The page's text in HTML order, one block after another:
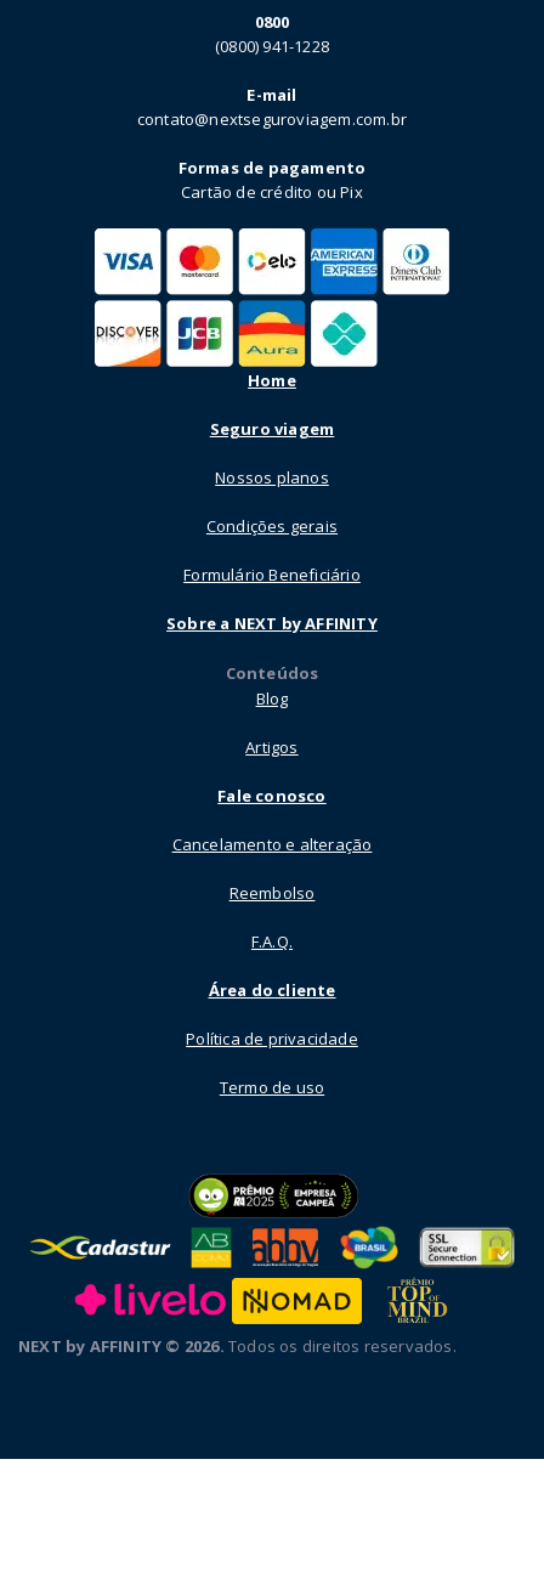
0800
(0800) 941-1228
E-mail
contato@nextseguroviagem.com.br
Formas de pagamento
Cartão de crédito ou Pix
Home
Seguro viagem
Nossos planos
Condições gerais
Formulário Beneficiário
Sobre a NEXT by AFFINITY
Conteúdos
Blog
Artigos
Fale conosco
Cancelamento e alteração
Reembolso
F.A.Q.
Área do cliente
Política de privacidade
Termo de uso
NEXT by AFFINITY © 2026. Todos os direitos reservados.